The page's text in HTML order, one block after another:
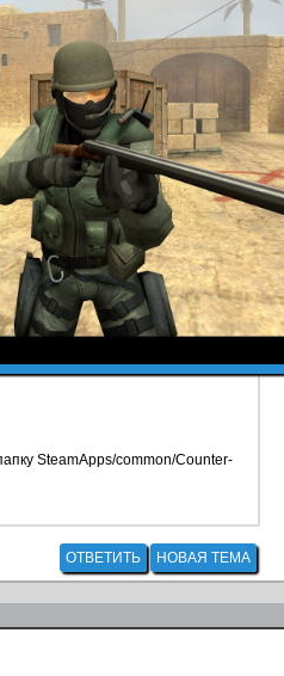
SteamApps/common/Counter-
ОТВЕТИТЬ НОВАЯ ТЕМА